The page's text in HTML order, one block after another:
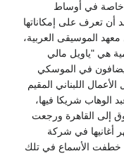
خاصة في أوساط
أن تعرف على إمكاناتها
معهد الموسيقى العربية،
هي "ياويل مالي
في الموسكي
اللبناني المقيم
الوهاب شريكا فيها،
إلى القاهرة ورجعت
أغانيها في شركة
خطفت الأسماع في تلك